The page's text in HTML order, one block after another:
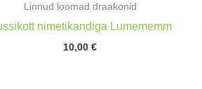
Linnud loomad draakonid
nimetikandiga Lumememm
10,00€